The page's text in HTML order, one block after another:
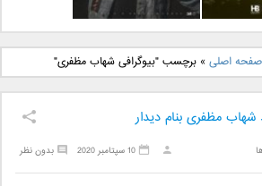
بهنام
قمر 2
دانلود آهنگ جدید علی
یاسینی بنام دورترین نزدیک
صفحه اصلی »برچسب "بیوگرافی شهاب مظفری"
مظفری بنام دیدار
بدون نظر 10 سپتامبر 2020